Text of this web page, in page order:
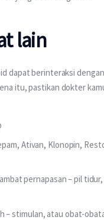
lain
dapat berinteraksi
itu, pastikan dokter
Ativan, Klonopin,
pernapasan – pil
– stimulan, atau obat-